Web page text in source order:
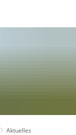
Aktuelles